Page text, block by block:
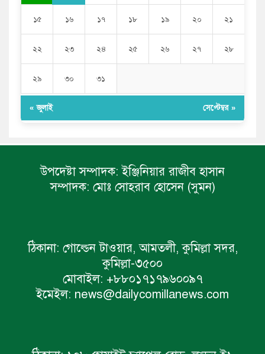
১৫ ১৬ ১৭ ১৮ ১৯ ২০ ২১
২২ ২৩ ২৪ ২৫ ২৬ ২৭ ২৮
২৯ ৩০ ৩১
« জুলাই সেপ্টেম্বর »
উপদেষ্টা সম্পাদক: ইঞ্জিনিয়ার রাজীব হাসান
সম্পাদক: মোঃ সোহরাব হোসেন (সুমন)
ঠিকানা: গোল্ডেন টাওয়ার, আমতলী, কুমিল্লা সদর,
কুমিল্লা-৩৫০০
মোবাইল: +৮৮০১৭১৭৯৬০০৯৭
ইমেইল: news@dailycomillanews.com